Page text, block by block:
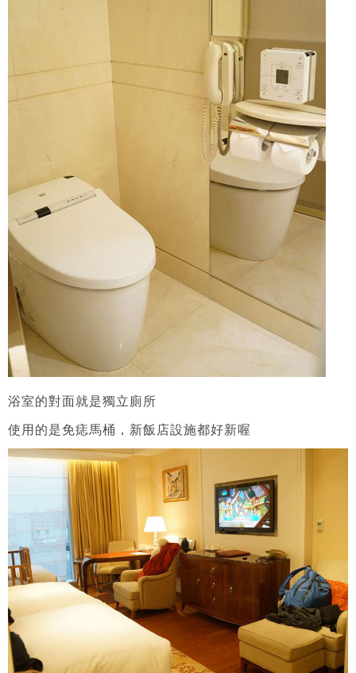
浴室的對面就是獨立廁所
使用的是免痣馬桶，新飯店設施都好新喔